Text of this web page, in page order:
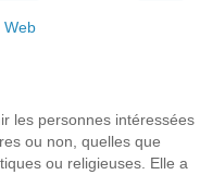
Web
les personnes intéressées
ou non, quelles que
ou religieuses. Elle a